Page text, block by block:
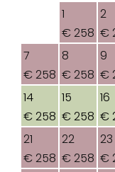
1
€ 258
2
€
7
€ 258
8
€ 258
9
€
14
€ 258
15
€ 258
16
€
21
€ 258
22
€ 258
23
€